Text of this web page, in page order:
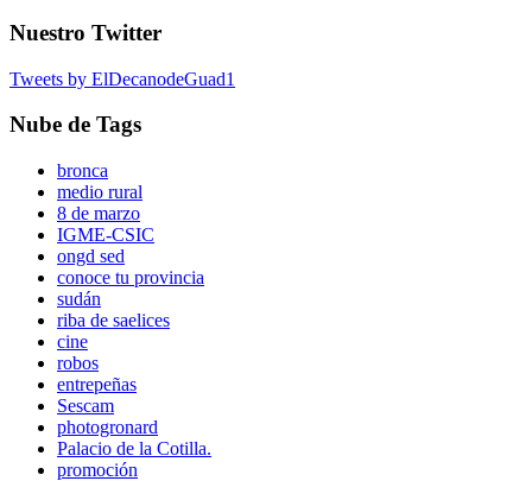
Nuestro Twitter
Tweets by ElDecanodeGuad1
Nube de Tags
bronca
medio rural
8 de marzo
IGME-CSIC
ongd sed
conoce tu provincia
sudán
riba de saelices
cine
robos
entrepeñas
Sescam
photogronard
Palacio de la Cotilla.
promoción